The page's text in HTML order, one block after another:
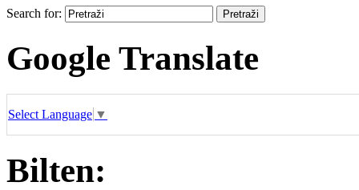
Search for:
Google Translate
Select Language ▼
Bilten: